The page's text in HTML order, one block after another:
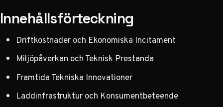
Innehållsförteckning
Driftkostnader och Ekonomiska Incitament
Miljöpåverkan och Teknisk Prestanda
Framtida Tekniska Innovationer
Laddinfrastruktur och Konsumentbeteende